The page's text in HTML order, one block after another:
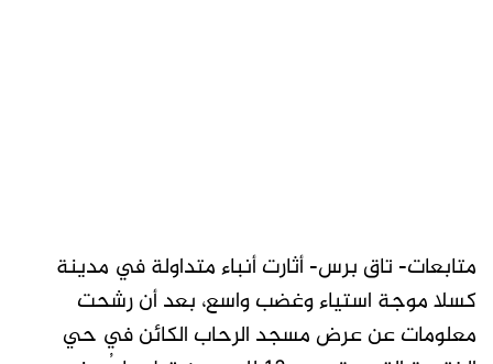
متابعات- تاق برس- أثارت أنباء متداولة في مدينة
كسلا موجة استياء وغضب واسع، بعد أن رشحت
معلومات عن عرض مسجد الرحاب الكائن في حي